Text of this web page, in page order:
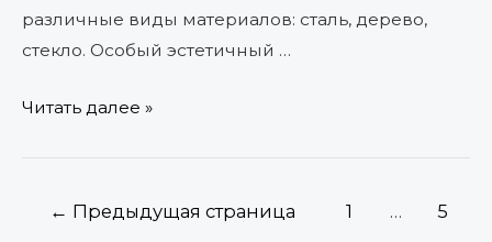
различные виды материалов: сталь, дерево,
стекло. Особый эстетичный …
Читать далее »
← Предыдущая страница 1 …
5